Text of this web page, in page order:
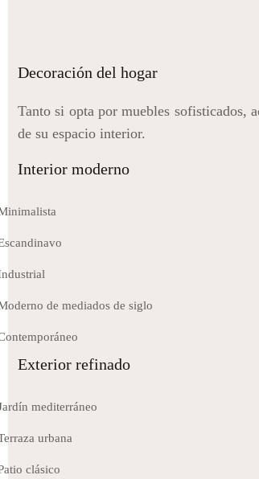
Decoración del hogar
Tanto si opta por muebles sofisticados,
de su espacio interior.
Interior moderno
de mediados de siglo
Exterior refinado
mediterráneo
urbana
clásico